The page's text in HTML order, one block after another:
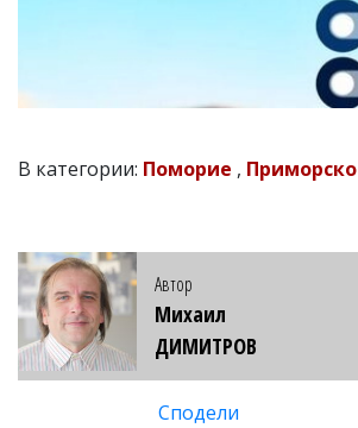
В категории: Поморие , Приморско
Автор
Михаил
ДИМИТРОВ
Сподели